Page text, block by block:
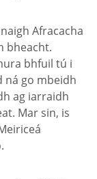
Afracacha
bheacht.
bhfuil tú i
ná go mbeidh
ag iarraidh
Mar sin, is